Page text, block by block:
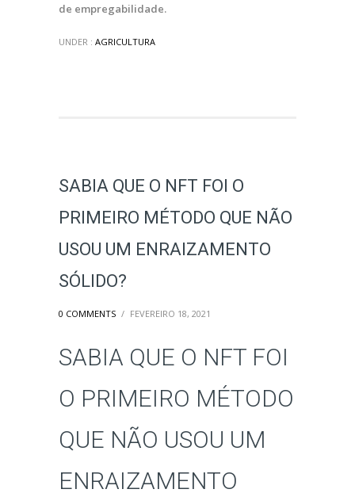
de empregabilidade.
UNDER : AGRICULTURA
SABIA QUE O NFT FOI O
PRIMEIRO MÉTODO QUE NÃO
USOU UM ENRAIZAMENTO
SÓLIDO?
0 COMMENTS / FEVEREIRO 18, 2021
SABIA QUE O NFT FOI
O PRIMEIRO MÉTODO
QUE NÃO USOU UM
ENRAIZAMENTO